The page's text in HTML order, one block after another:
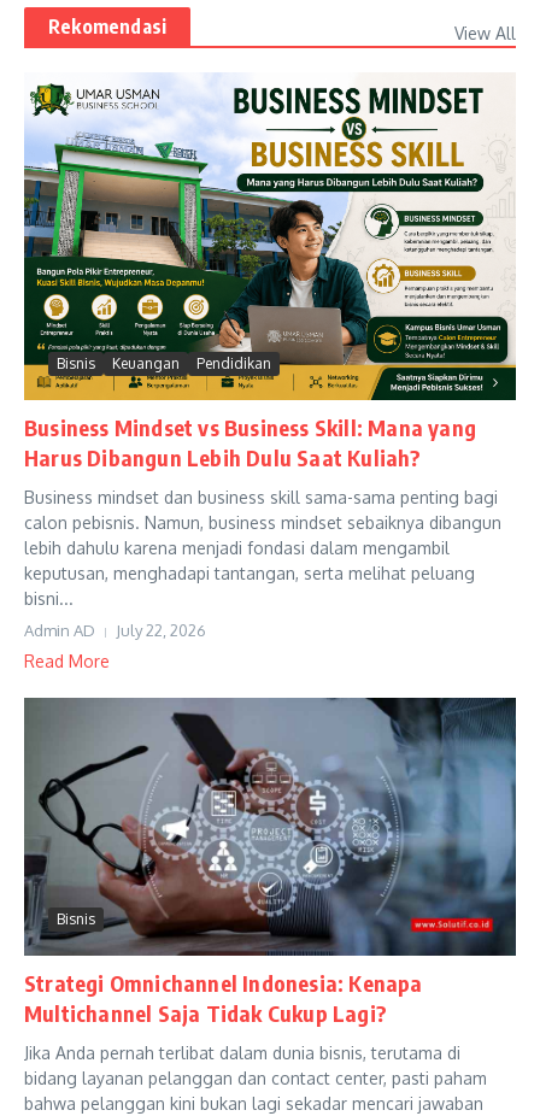
Rekomendasi View All
Bisnis Keuangan Pendidikan
Business Mindset vs Business Skill: Mana yang
Harus Dibangun Lebih Dulu Saat Kuliah?
Business mindset dan business skill sama-sama penting bagi
calon pebisnis. Namun, business mindset sebaiknya dibangun
lebih dahulu karena menjadi fondasi dalam mengambil
keputusan, menghadapi tantangan, serta melihat peluang
bisni...
Admin AD July 22, 2026
Read More
Bisnis
Strategi Omnichannel Indonesia: Kenapa
Multichannel Saja Tidak Cukup Lagi?
Jika Anda pernah terlibat dalam dunia bisnis, terutama di
bidang layanan pelanggan dan contact center, pasti paham
bahwa pelanggan kini bukan lagi sekadar mencari jawaban